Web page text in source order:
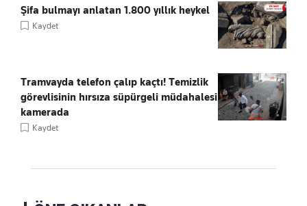
Şifa bulmayı anlatan 1.800 yıllık heykel
Kaydet
Tramvayda telefon çalıp kaçtı! Temizlik
görevlisinin hırsıza süpürgeli müdahalesi
kamerada
Kaydet